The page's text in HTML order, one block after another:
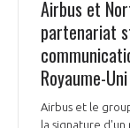
COMPÉTITIVITÉ
EMPLOI &
ENVIRONNEMENT
LES
DOCUMENTS &
RAPPORTS
Airbus et
partenariat
Royaume-Uni
Airbus et le
la signature